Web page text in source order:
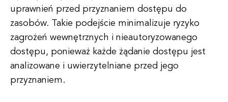
uprawnień przed przyznaniem dostępu do
zasobów. Takie podejście minimalizuje ryzyko
zagrożeń wewnętrznych i nieautoryzowanego
dostępu, ponieważ każde żądanie dostępu jest
analizowane i uwierzytelniane przed jego
przyznaniem.